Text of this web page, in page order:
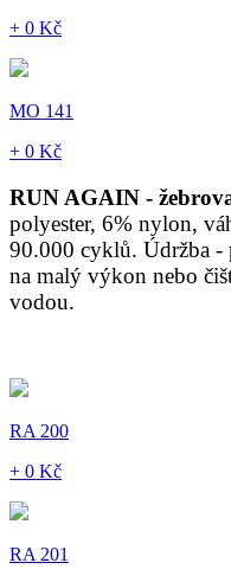
+ 0 Kč
MO 141
+ 0 Kč
RUN AGAIN -
polyester, 6% nylon,
90.000 cyklů. Údržba -
na malý výkon nebo
vodou.
RA 200
+ 0 Kč
RA 201